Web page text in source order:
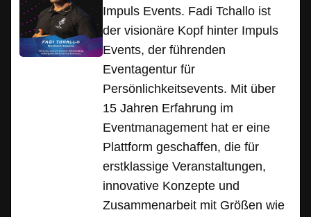
Impuls Events. Fadi Tchallo ist
der visionäre Kopf hinter Impuls
Events, der führenden
Eventagentur für
Persönlichkeitsevents. Mit über
15 Jahren Erfahrung im
Eventmanagement hat er eine
Plattform geschaffen, die für
erstklassige Veranstaltungen,
innovative Konzepte und
Zusammenarbeit mit Größen wie